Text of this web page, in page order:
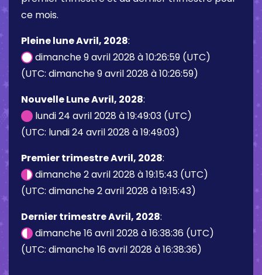
ce mois.
Pleine lune Avril, 2028:
dimanche 9 avril 2028 à 10:26:59 (UTC)
(UTC: dimanche 9 avril 2028 à 10:26:59)
Nouvelle Lune Avril, 2028:
lundi 24 avril 2028 à 19:49:03 (UTC)
(UTC: lundi 24 avril 2028 à 19:49:03)
Premier trimestre Avril, 2028:
dimanche 2 avril 2028 à 19:15:43 (UTC)
(UTC: dimanche 2 avril 2028 à 19:15:43)
Dernier trimestre Avril, 2028:
dimanche 16 avril 2028 à 16:38:36 (UTC)
(UTC: dimanche 16 avril 2028 à 16:38:36)